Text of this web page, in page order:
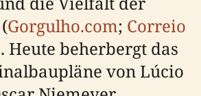
Gorgulho.com; Correio
Heute beherbergt das
von Lúcio